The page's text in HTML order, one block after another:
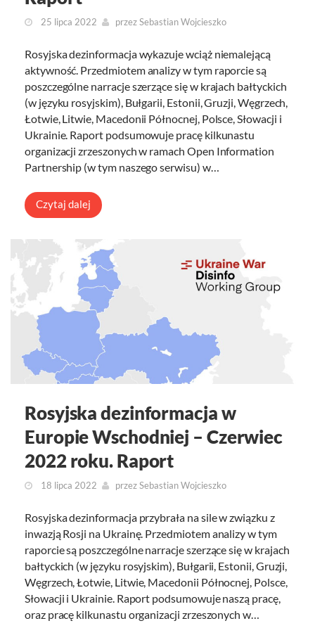
25 lipca 2022 przezSebastian Wojcieszko
Rosyjska dezinformacja wykazuje wciąż niemalejącą
aktywność. Przedmiotem analizy w tym raporcie są
poszczególne narracje szerzące się w krajach bałtyckich
(w języku rosyjskim), Bułgarii, Estonii, Gruzji, Węgrzech,
Łotwie, Litwie, Macedonii Północnej, Polsce, Słowacji i
Ukrainie. Raport podsumowuje pracę kilkunastu
organizacji zrzeszonych w ramach Open Information
Partnership (w tym naszego serwisu) w…
Czytaj dalej
Rosyjska dezinformacja w
Europie Wschodniej – Czerwiec
2022 roku. Raport
18 lipca 2022 przezSebastian Wojcieszko
Rosyjska dezinformacja przybrała na sile w związku z
inwazją Rosji na Ukrainę. Przedmiotem analizy w tym
raporcie są poszczególne narracje szerzące się w krajach
bałtyckich (w języku rosyjskim), Bułgarii, Estonii, Gruzji,
Węgrzech, Łotwie, Litwie, Macedonii Północnej, Polsce,
Słowacji i Ukrainie. Raport podsumowuje naszą pracę,
oraz pracę kilkunastu organizacji zrzeszonych w…